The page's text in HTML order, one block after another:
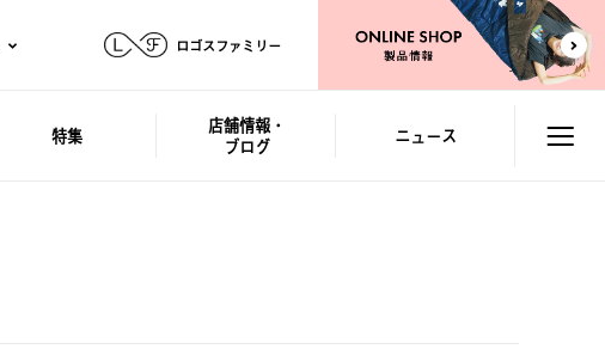
ロゴスファミリー
特集
店舗情報・
ブログ
ニュース